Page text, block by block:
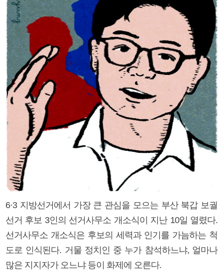
6·3 지방선거에서 가장 큰 관심을 모으는 부산 북갑 보궐
선거 후보 3인의 선거사무소 개소식이 지난 10일 열렸다.
선거사무소 개소식은 후보의 세력과 인기를 가늠하는 척
도로 인식된다. 거물 정치인 중 누가 참석하느냐, 얼마나
많은 지지자가 오느냐 등이 화제에 오른다.